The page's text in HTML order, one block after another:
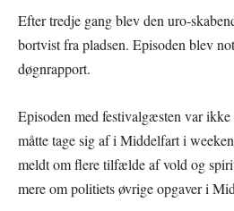
Efter tredje gang blev den uro-
bortvist fra pladsen. Episoden blev
døgnrapport.
Episoden med festivalgæsten var
måtte tage sig af i Middelfart i
meldt om flere tilfælde af vold og
mere om politiets øvrige opgaver i